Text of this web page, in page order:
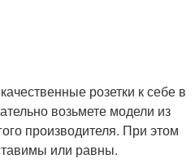
розетки к себе в
возьмете модели из
производителя. При этом
или равны.